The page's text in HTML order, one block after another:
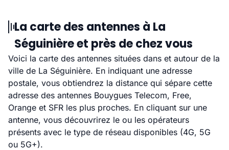
La carte des antennes à La
Séguinière et près de chez vous
Voici la carte des antennes situées dans et autour de la
ville de La Séguinière. En indiquant une adresse
postale, vous obtiendrez la distance qui sépare cette
adresse des antennes Bouygues Telecom, Free,
Orange et SFR les plus proches. En cliquant sur une
antenne, vous découvrirez le ou les opérateurs
présents avec le type de réseau disponibles (4G, 5G
ou 5G+).